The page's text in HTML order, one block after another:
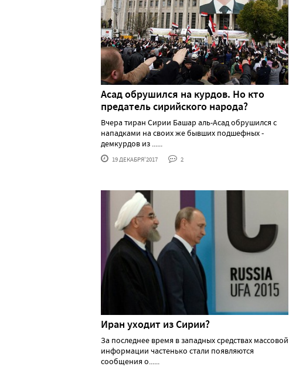
Асад обрушился на курдов. Но кто
предатель сирийского народа?
Вчера тиран Сирии Башар аль-Асад обрушился с
нападками на своих же бывших подшефных -
демкурдов из ......
19 ДЕКАБРЯ'2017 2
Иран уходит из Сирии?
За последнее время в западных средствах массовой
информации частенько стали появляются
сообщения о......